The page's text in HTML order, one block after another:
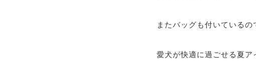
またバッグも付いている
愛犬が快適に過ごせる夏ア